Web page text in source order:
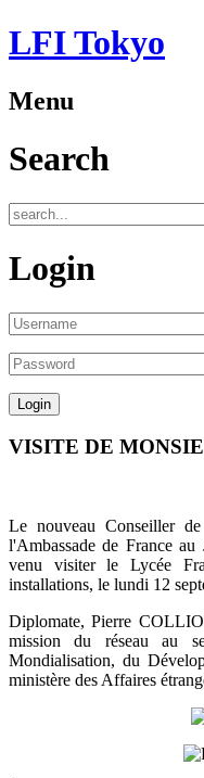
LFI Tokyo
Menu
Search
Login
VISITE DE
Le nouveau Conseiller
l'Ambassade de France
venu visiter le Lycée
installations, le lundi 12
Diplomate, Pierre
mission du réseau au
Mondialisation, du
ministère des Affaires